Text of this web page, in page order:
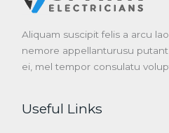
Aliquam suscipit felis a arcu
nemore appellanturusu
ei, mel tempor consulatu
Useful Links